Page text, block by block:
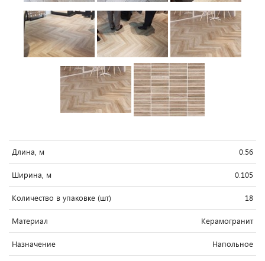
Длина, м 0.56
Ширина, м 0.105
Количество в упаковке (шт) 18
Материал Керамогранит
Назначение Напольное